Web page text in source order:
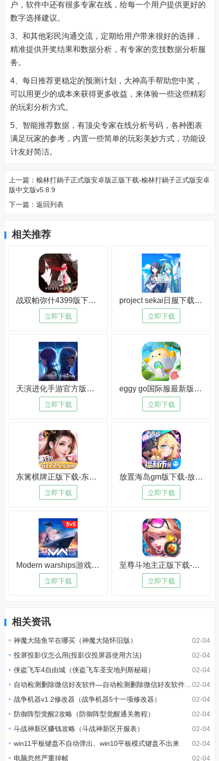
户，软件中还有很多专家在线，给每一个用户提供更好的
数字选择建议。
3、和其他彩民沟通交流，定期给用户带来很好的选择，
精准提供开奖结果和数据分析，有专家的竞技数据分析服
务。
4、每日推荐更稳定的预测计划，大神高手帮助您中奖，
可以用更少的成本来获得更多收益，来体验一些这些精彩
的玩彩分析方式。
5、智能推荐数据，有顶尖专家在线分析号码，各种图表
满足玩家的参考，内置一些简单的玩彩美妙方式，功能设
计友好简洁。
上一篇： 榆林打鍋子正式版安卓版正版下载-榆林打鍋子正式版安卓
版中文版v5.8.9
下一篇： 返回列表
相关推荐
战双帕弥什4399版下载-战双帕弥什4399版手机版v8.9.3
立即下载
project sekai日服下载-project sekai日服免安装v4.9.9
立即下载
天演进化手游官方版下载-天演进化手游官方版安卓版v4.6.8
立即下载
eggy go国际服最新版下载-eggy go国际服最新版安卓版v6.1.4
立即下载
东篱棋牌正版下载-东篱棋牌怀旧版v8.2.1
立即下载
放置海岛gm版下载-放置海岛gm版怀旧版v9.9.3
立即下载
Modern warships游戏下载-Modern warships游戏怀旧版v4.4.7
立即下载
至尊斗地主正版下载-至尊斗地主苹果版v6.8.4
立即下载
相关资讯
02-04
神魔大陆鱼竿在哪买（神魔大陆怀旧版）
02-04
投屏投影仪怎么用(投影仪投屏器使用方法)
02-04
侠盗飞车4自由城（侠盗飞车圣安地列斯秘籍）
02-04
自动检测删除微信好友软件—自动检测删除微信好友软件免费
02-04
战争机器v1.2修改器（战争机器5十一项修改器）
02-04
防御阵型觉醒2攻略（防御阵型觉醒通关教程）
02-04
斗战神新区赚钱攻略（斗战神新区开服表）
02-04
win11平板键盘不自动弹出、win10平板模式键盘不出来
02-04
电脑忽然严重掉帧